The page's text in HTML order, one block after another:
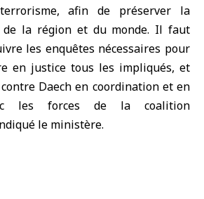
afin de préserver la
de la région et du monde. Il faut
les enquêtes nécessaires pour
en justice tous les impliqués, et
Daech en coordination et en
les forces de la coalition
le ministère.